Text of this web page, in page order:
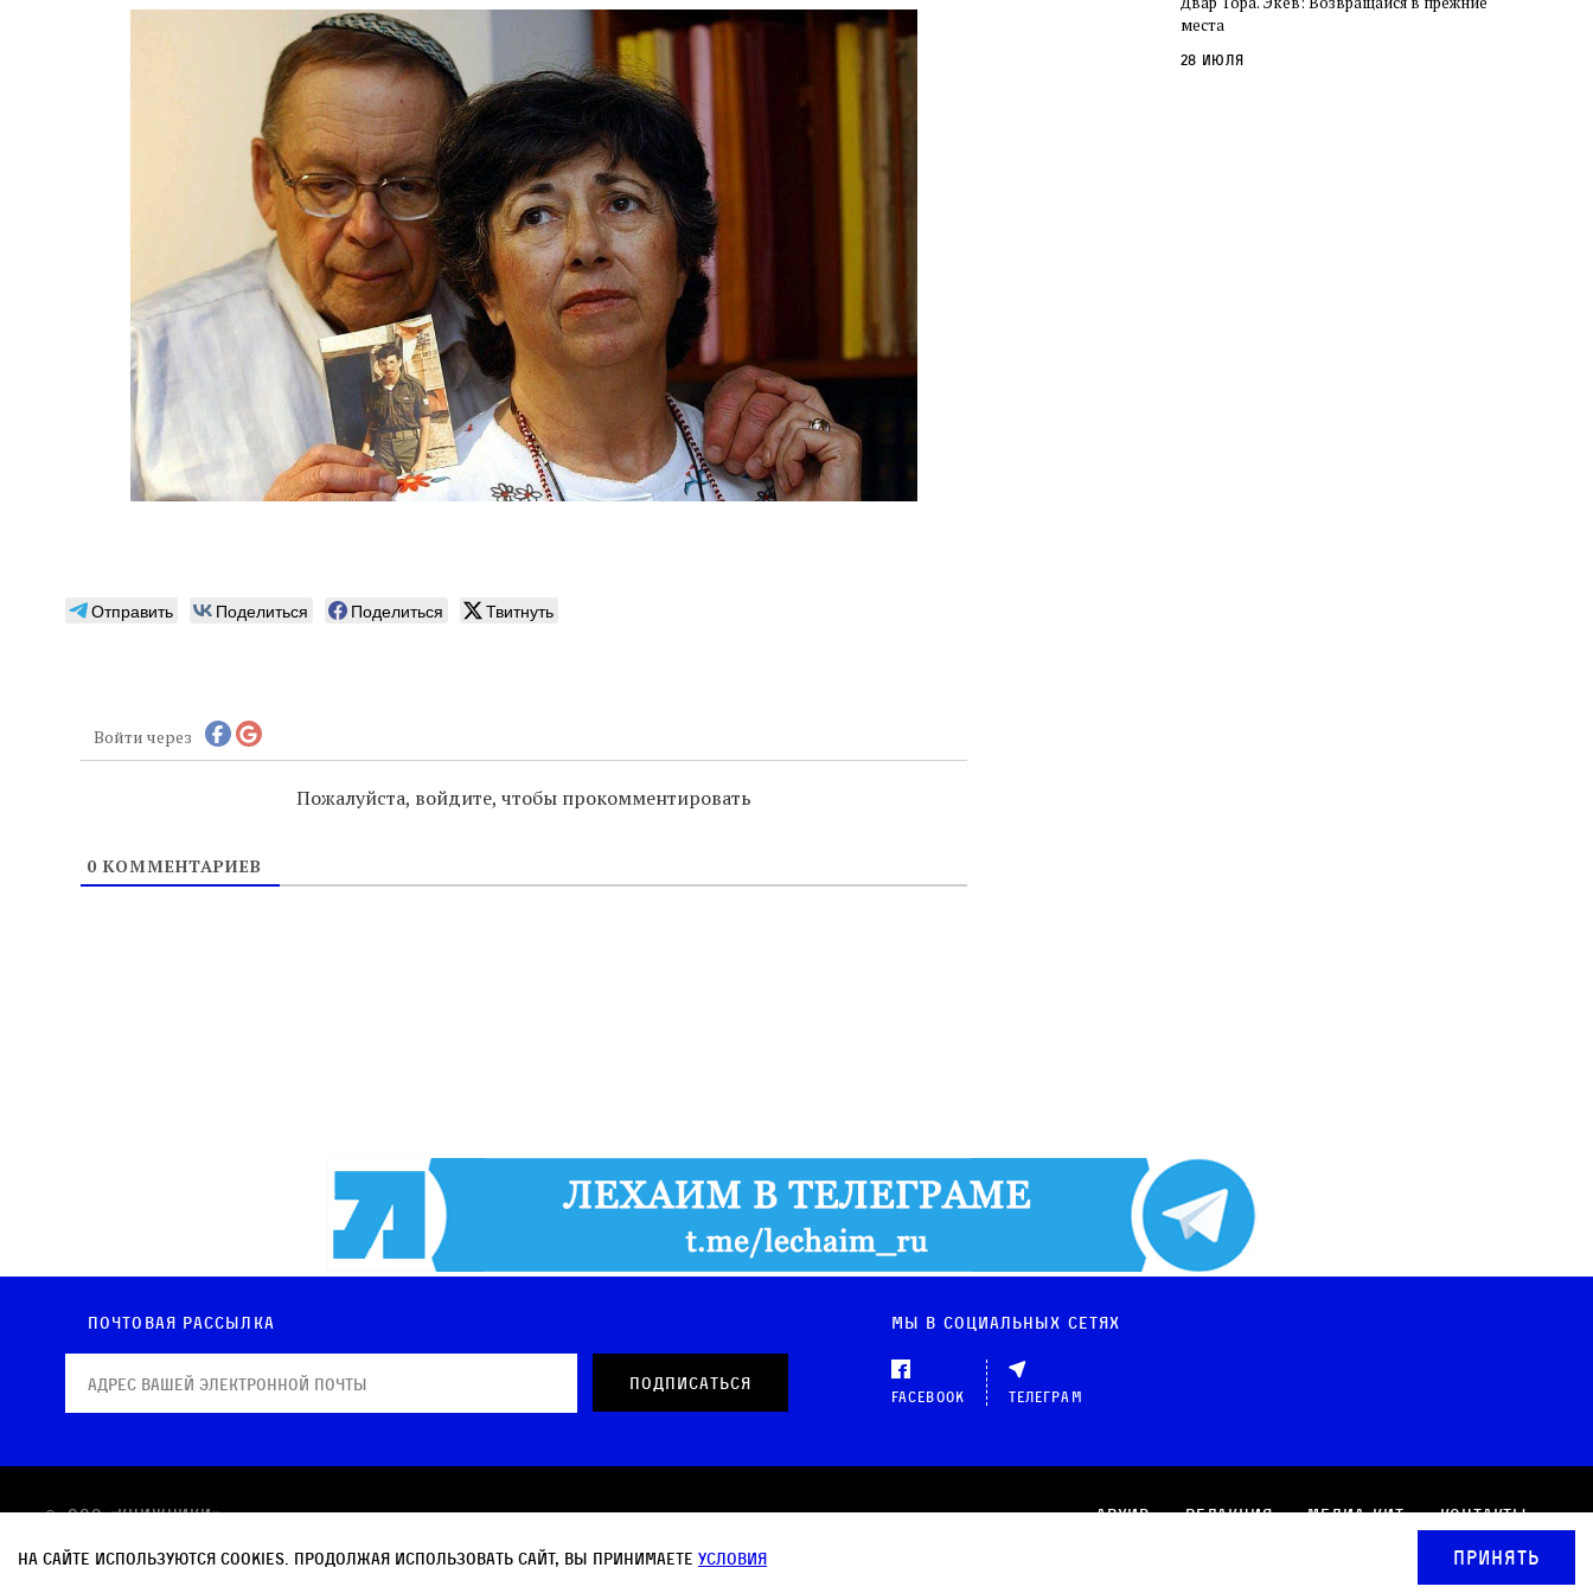
Отправить Поделиться Поделиться Твитнуть
Войти через
Пожалуйста, войдите, чтобы прокомментировать
0КОММЕНТАРИЕВ
слово в переводе Библии
места
28 июля
Почтовая рассылка Мы в социальных сетях
Facebook Телеграм
© OOO «КНИЖНИКИ» Архив Редакция Медиа-кит
Контакты
Политика в отношении обработки персональных данных
Политика обработки файлов cookie
На сайте используются cookies. Продолжая использовать сайт, вы принимаете условия Принять